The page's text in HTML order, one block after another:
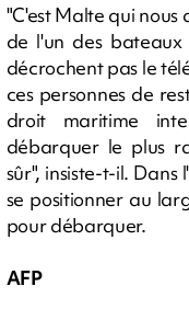
"C'est Malte qui nous
de l'un des
décrochent pas le
ces personnes de
droit maritime
débarquer le plus
sûr", insiste-t-il.
se positionner au
pour débarquer.
AFP